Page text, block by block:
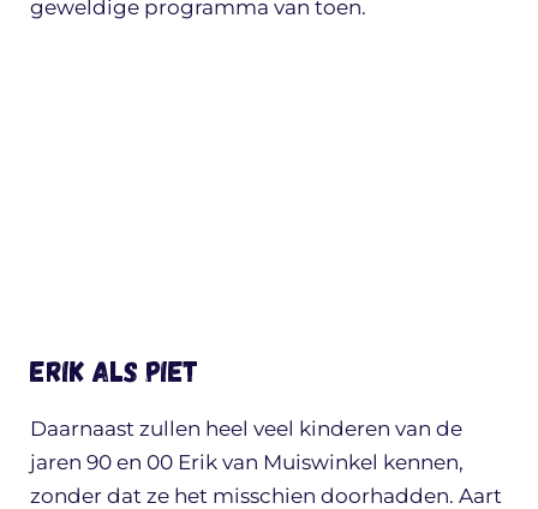
geweldige programma van toen.
Erik als Piet
Daarnaast zullen heel veel kinderen van de
jaren 90 en 00 Erik van Muiswinkel kennen,
zonder dat ze het misschien doorhadden. Aart